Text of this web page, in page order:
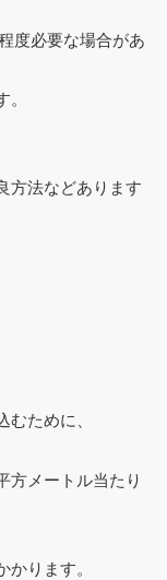
度必要な場合があ
方法などあります
むために、
方メートル当たり
ります。